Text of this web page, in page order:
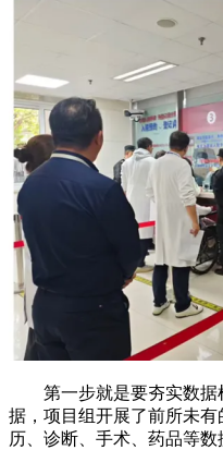
第一步就是要夯实数
据，项目组开展了前所未
历、诊断、手术、药品等